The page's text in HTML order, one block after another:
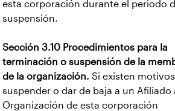
esta corporación durante el periodo
suspensión.
Sección 3.10 Procedimientos para la
terminación o suspensión de la
de la organización. Si existen
suspender o dar de baja a un Afiliado
Organización de esta corporación